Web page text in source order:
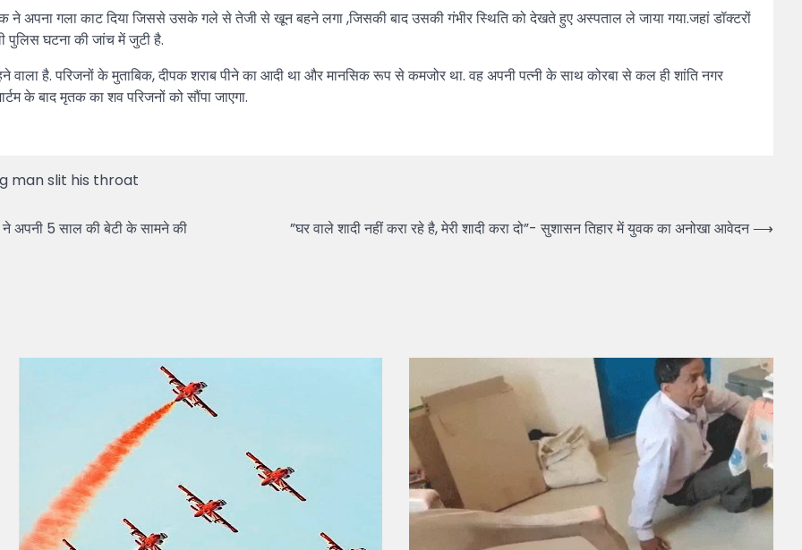
ने अपना गला काट दिया जिससे उसके गले से तेजी से खून बहने लगा ,जिसकी बाद उसकी गंभीर स्थिति को देखते हुए अस्पताल ले जाया गया.जहां डॉक्टरों
पुलिस घटना की जांच में जुटी है.
वाला है. परिजनों के मुताबिक, दीपक शराब पीने का आदी था और मानसिक रूप से कमजोर था. वह अपनी पत्नी के साथ कोरबा से कल ही शांति नगर
के बाद मृतक का शव परिजनों को सौंपा जाएगा.
man slit his throat
ने अपनी 5 साल की बेटी के सामने की
”घर वाले शादी नहीं करा रहे है, मेरी शादी करा दो”- सुशासन तिहार में युवक का अनोखा आवेदन⟶